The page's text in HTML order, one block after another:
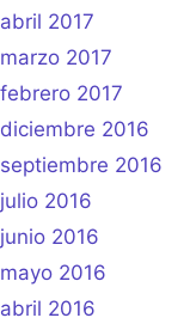
abril 2017
marzo 2017
febrero 2017
diciembre 2016
septiembre 2016
julio 2016
junio 2016
mayo 2016
abril 2016